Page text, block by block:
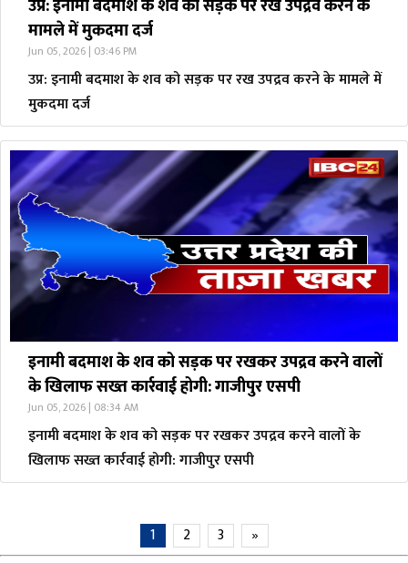
उप्र: इनामी बदमाश के शव को सड़क पर रख उपद्रव करने के
मामले में मुकदमा दर्ज
Jun 05, 2026 | 03:46 PM
उप्र: इनामी बदमाश के शव को सड़क पर रख उपद्रव करने के मामले में
मुकदमा दर्ज
इनामी बदमाश के शव को सड़क पर रखकर उपद्रव करने वालों
के खिलाफ सख्त कार्रवाई होगी: गाजीपुर एसपी
Jun 05, 2026 | 08:34 AM
इनामी बदमाश के शव को सड़क पर रखकर उपद्रव करने वालों के
खिलाफ सख्त कार्रवाई होगी: गाजीपुर एसपी
1 2 3
»